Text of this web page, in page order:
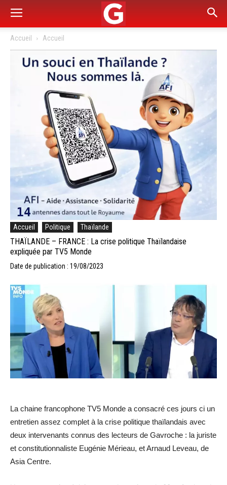
Accueil Accueil
Accueil Politique Thaïlande
THAÏLANDE – FRANCE : La crise politique Thaïlandaise
expliquée par TV5 Monde
Date de publication : 19/08/2023
La chaine francophone TV5 Monde a consacré ces jours ci un
entretien assez complet à la crise politique thaïlandais avec
deux intervenants connus des lecteurs de Gavroche : la juriste
et constitutionnaliste Eugénie Mérieau, et Arnaud Leveau, de
Asia Centre.